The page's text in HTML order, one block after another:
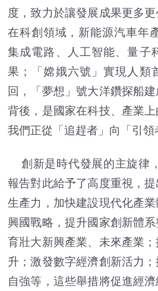
度，致力於讓發展成果更多更
在科創領域，新能源汽車年
集成電路、人工智能、量子
果；「嫦娥六號」實現人類
回，「夢想」號大洋鑽探船
背後，是國家在科技、產業
我們正從「追趕者」向「引領
創新是時代發展的主旋律
報告對此給予了高度重視，
生產力，加快建設現代化產
興國戰略，提升國家創新體
育壯大新興產業、未來產業
升；激發數字經濟創新活力
自強等，這些舉措將促進經